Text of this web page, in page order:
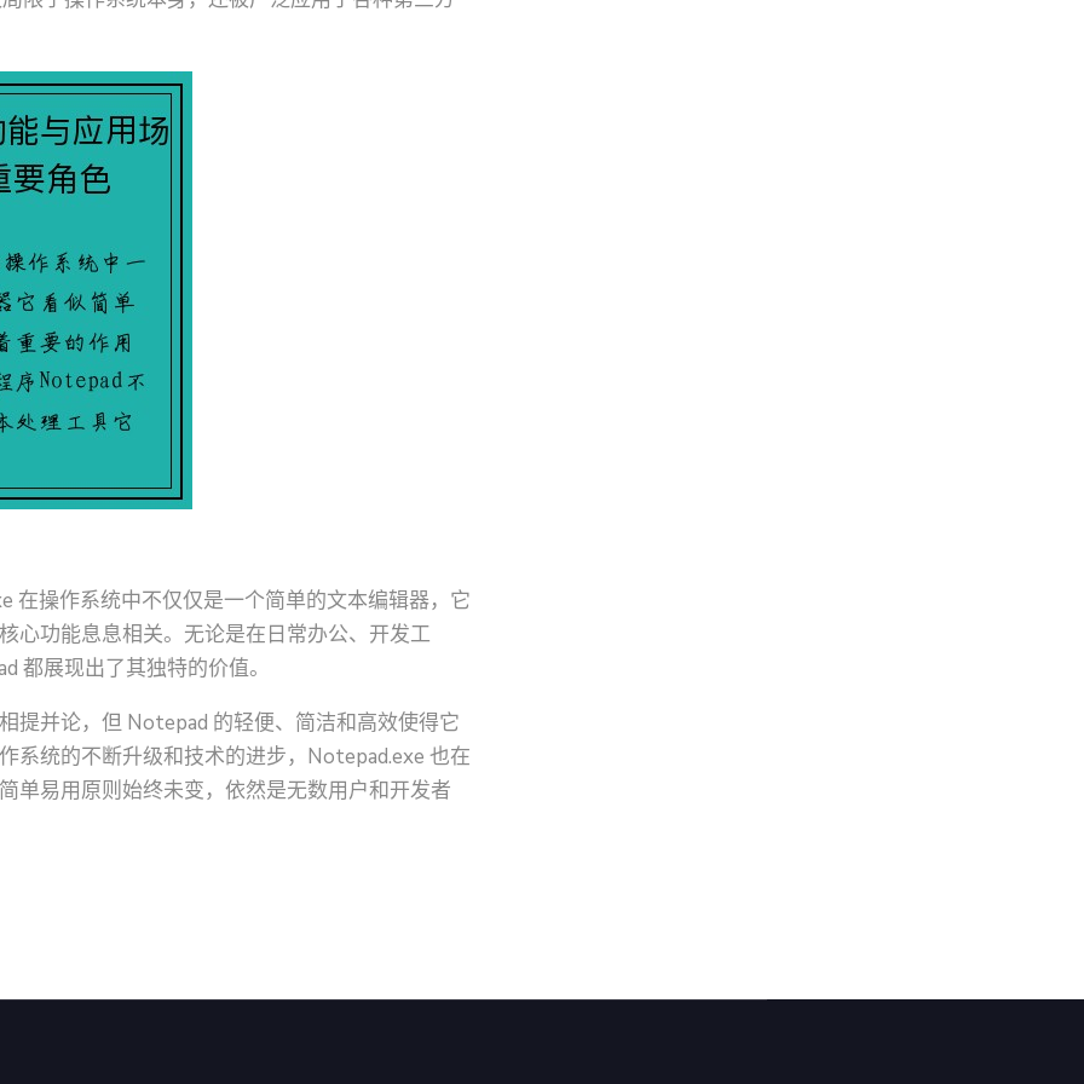
在操作系统中不仅仅是一个简单的文本编辑器，它
心功能息息相关。无论是在日常办公、开发工
都展现出了其独特的价值。
提并论，但 Notepad 的轻便、简洁和高效使得它
系统的不断升级和技术的进步，Notepad.exe 也在
单易用原则始终未变，依然是无数用户和开发者